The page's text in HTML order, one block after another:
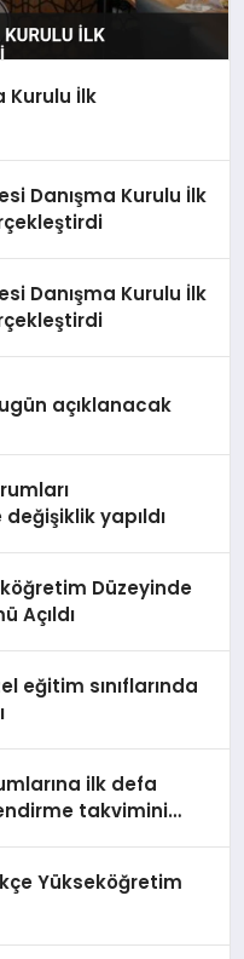
Kurulu İlk
Danışma Kurulu İlk
Danışma Kurulu İlk
açıklanacak
yapıldı
Düzeyinde
Açıldı
eğitim sınıflarında
ilk defa
takvimini
Yükseköğretim